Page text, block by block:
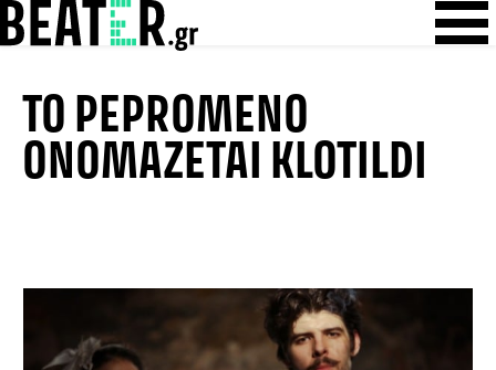
Skip to content
Skip
to
TO PEPROMENO
ONOMAZETAI KLOTILDI